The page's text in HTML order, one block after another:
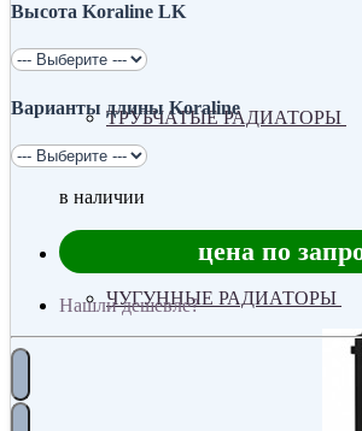
ТРУБЧАТЫЕ РАДИАТОРЫ
ЧУГУННЫЕ РАДИАТОРЫ
Высота Koraline LK
Варианты длины Koraline
в наличии
цена по
Нашли дешевле?